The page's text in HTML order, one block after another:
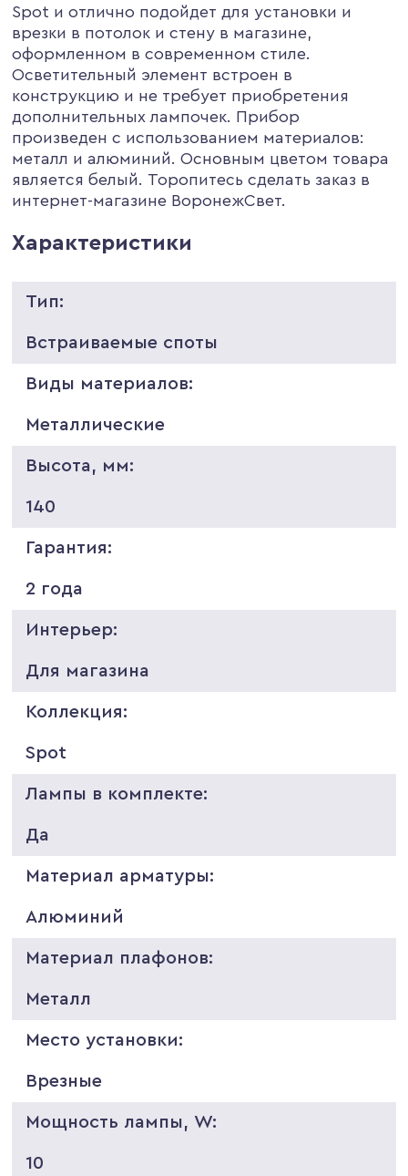
Spot и отлично подойдет для установки и
врезки в потолок и стену в магазине,
оформленном в современном стиле.
Осветительный элемент встроен в
конструкцию и не требует приобретения
дополнительных лампочек. Прибор
произведен с использованием материалов:
металл и алюминий. Основным цветом товара
является белый. Торопитесь сделать заказ в
интернет-магазине ВоронежСвет.
Характеристики
Тип:
Встраиваемые споты
Виды материалов:
Металлические
Высота, мм:
140
Гарантия:
2 года
Интерьер:
Для магазина
Коллекция:
Spot
Лампы в комплекте:
Да
Материал арматуры:
Алюминий
Материал плафонов:
Металл
Место установки:
Врезные
Мощность лампы, W:
10